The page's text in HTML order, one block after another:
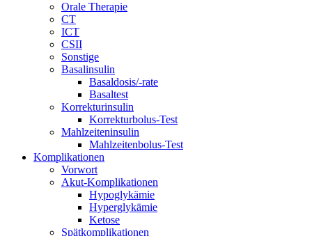
Orale Therapie
CT
ICT
CSII
Sonstige
Basalinsulin
Basaldosis/-rate
Basaltest
Korrekturinsulin
Korrekturbolus-Test
Mahlzeiteninsulin
Mahlzeitenbolus-Test
Komplikationen
Vorwort
Akut-Komplikationen
Hypoglykämie
Hyperglykämie
Ketose
Spätkomplikationen